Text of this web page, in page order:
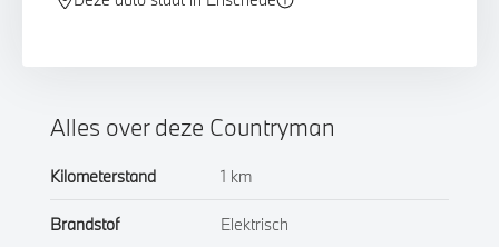
Alles over deze Countryman
Kilometerstand 1 km
Brandstof Elektrisch